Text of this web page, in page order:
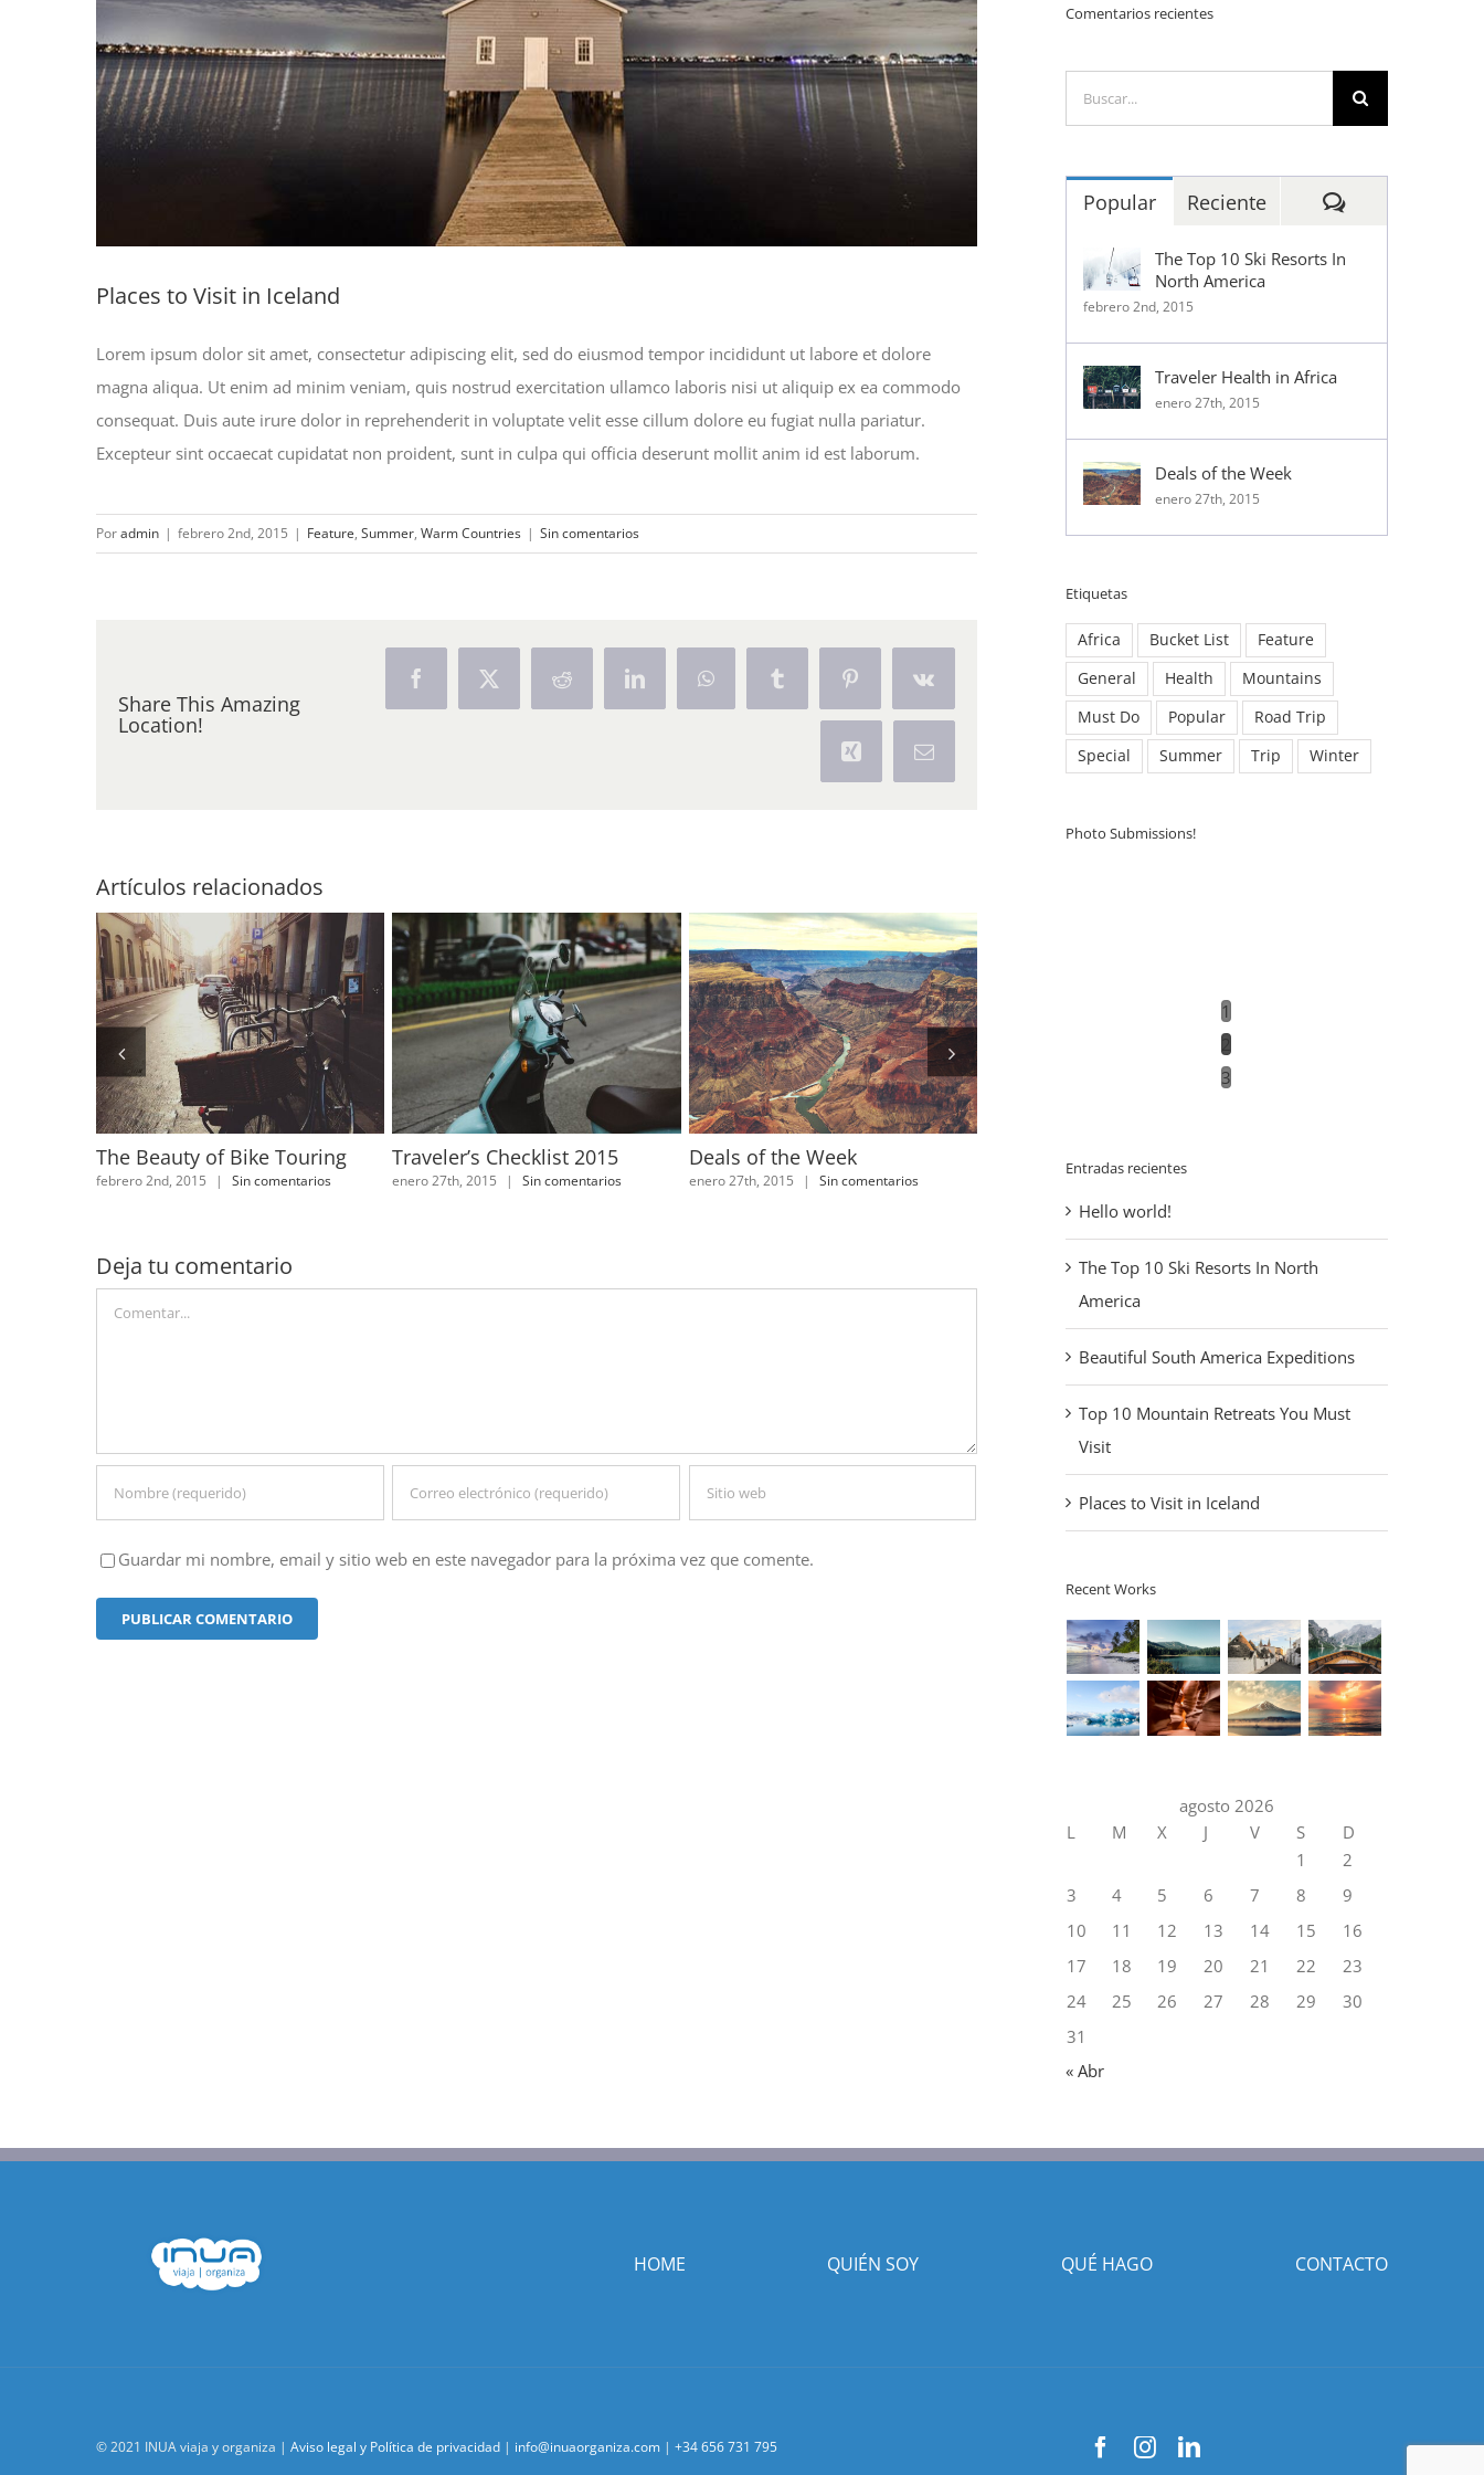
Places to Visit in Iceland
Lorem ipsum dolor sit amet, consectetur adipiscing elit, sed do eiusmod tempor incididunt ut labore et dolore
magna aliqua. Ut enim ad minim veniam, quis nostrud exercitation ullamco laboris nisi ut aliquip ex ea commodo
consequat. Duis aute irure dolor in reprehenderit in voluptate velit esse cillum dolore eu fugiat nulla pariatur.
Excepteur sint occaecat cupidatat non proident, sunt in culpa qui officia deserunt mollit anim id est laborum.
Poradmin | febrero 2nd, 2015 | Feature, Summer, Warm Countries | Sin comentarios
Share This Amazing
Location!
FacebookTwitter Reddit LinkedInWhatsAppTumblr PinterestVk
Xing
Correo
electrónico
Artículos relacionados
The Beauty of Bike Touring
febrero 2nd, 2015 | Sin comentarios
Traveler’s Checklist 2015
enero 27th, 2015 | Sin comentarios
Deals of the Week
enero 27th, 2015 | Sin comentarios
The Top 10 Ski Resorts In
North America
febrero 2nd, 2015 | Sin comentarios
Deja tu comentario
Comentar
Guardar mi nombre, email y sitio web en este navegador para la próxima vez que comente.
Comentarios recientes
Popular Reciente Comentarios
The Top 10 Ski Resorts In
North America
febrero 2nd, 2015
Traveler Health in Africa
enero 27th, 2015
Deals of the Week
enero 27th, 2015
Etiquetas
Africa Bucket List
Feature
General
Health
Mountains
Must Do
Popular
Road Trip
Special
Summer Trip Winter
Photo Submissions!
1
2
3
Entradas recientes
Hello world!
The Top 10 Ski Resorts In North
America
Beautiful South America Expeditions
Top 10 Mountain Retreats You Must
Visit
Places to Visit in Iceland
Recent Works
agosto 2026
L
M X J V S
D
1
2
3
4 5 6 7 8
9
10
11 12 13 14 15
16
17
18 19 20 21 22
23
24
25 26 27 28 29
30
31
« Abr
HOME QUIÉN SOY QUÉ HAGO CONTACTO
© 2021 INUA viaja y organiza | Aviso legal y Política de privacidad| info@inuaorganiza.com| +34 656 731 795